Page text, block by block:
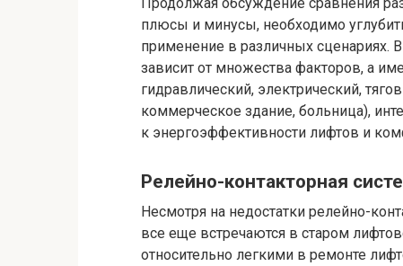
плюсы и минусы, необходимо
применение в различных сценариях.
зависит от множества факторов, а
гидравлический, электрический,
коммерческое здание, больница),
к энергоэффективности лифтов и
Релейно-контакторная
Несмотря на недостатки релейно-
все еще встречаются в старом
относительно легкими в ремонте